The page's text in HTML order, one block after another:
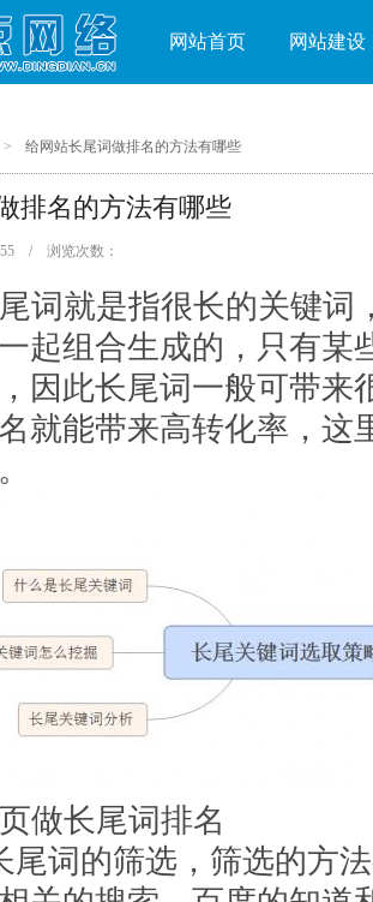
网站首页 网站建设
> 给网站长尾词做排名的方法有哪些
排名的方法有哪些
/ 浏览次数：
词就是指很长的关键词
起组合生成的，只有某
因此长尾词一般可带来
就能带来高转化率，这
做长尾词排名
词的筛选，筛选的方